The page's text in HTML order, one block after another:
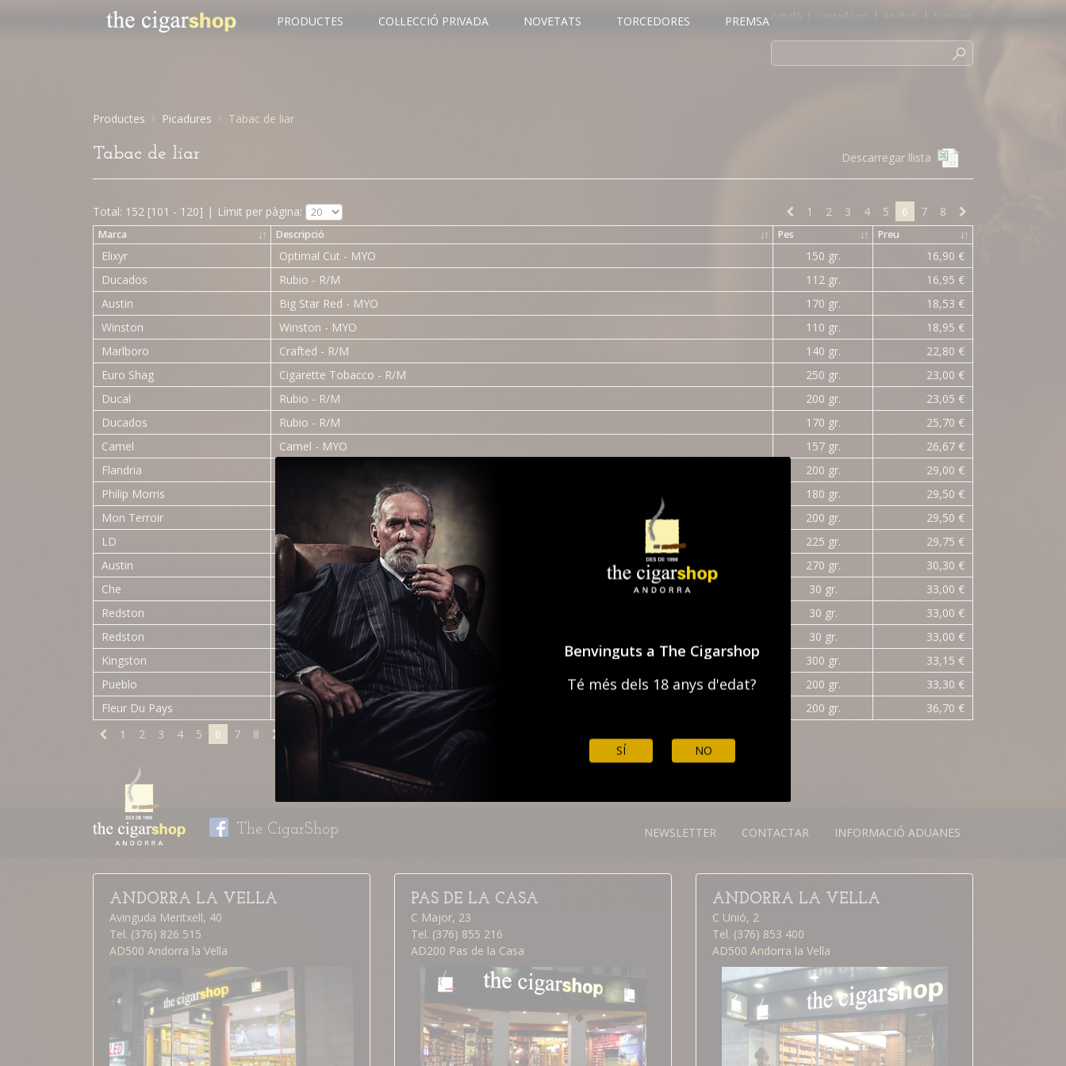
Benvinguts a The Cigarshop
Té més dels 18 anys d'edat?
SÍ NO
català | castellano | english | français
PRODUCTES COL·LECCIÓ PRIVADA NOVETATS TORCEDORES PREMSA
Productes Picadures Tabac de liar
Tabac de liar Descarregar llista
Total: 152 [101 - 120] | Límit per pàgina: 1 2 3 4 5 6 7 8
↓↑
Marca ↓↑
Descripció ↓↑
Pes ↓↑
Preu
Elixyr Optimal Cut - MYO 150 gr.
16,90 €
Ducados
Rubio - R/M 112 gr.
16,95 €
Austin
Big Star Red - MYO 170 gr.
18,53 €
Winston
Winston - MYO 110 gr.
18,95 €
Marlboro
Crafted - R/M 140 gr.
22,80 €
Euro Shag
Cigarette Tobacco - R/M 250 gr.
23,00 €
Ducal
Rubio - R/M 200 gr.
23,05 €
Ducados
Rubio - R/M 170 gr.
25,70 €
Camel
Camel - MYO 157 gr.
26,67 €
Flandria
200 gr.
29,00 €
Philip Morris
180 gr.
29,50 €
Mon Terroir
200 gr.
29,50 €
LD
LD - MYO 225 gr.
29,75 €
Austin
American Blend Volume - MYO 270 gr.
30,30 €
Che
Che - RYO 30 gr.
33,00 €
Redston
American Blend - RYO 30 gr.
33,00 €
Redston
Natural - RYO 30 gr.
33,00 €
Kingston
Red Label - MYO 300 gr.
33,15 €
Pueblo
Fine Cut - RYO 200 gr.
33,30 €
Fleur Du Pays
Nº2 Brun - RYO 200 gr.
36,70 €
1
2 3 4 5 6 7 8
The CigarShop NEWSLETTER CONTACTAR INFORMACIÓ ADUANES
ANDORRA LA VELLA
Avinguda Meritxell, 40
Tel. (376) 826 515
AD500 Andorra la Vella
PAS DE LA CASA
C Major, 23
Tel. (376) 855 216
AD200 Pas de la Casa
ANDORRA LA VELLA
C Unió, 2
Tel. (376) 853 400
AD500 Andorra la Vella